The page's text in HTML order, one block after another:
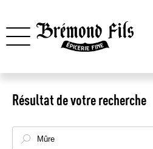
Résultat de votre recherche